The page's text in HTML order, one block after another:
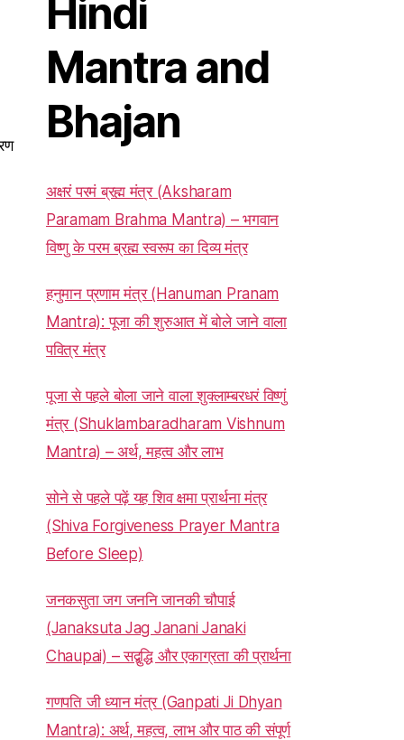
Hindi
Mantra and
Bhajan
अक्षरं परमं ब्रह्म मंत्र (Aksharam
Paramam Brahma Mantra) – भगवान
विष्णु के परम ब्रह्म स्वरूप का दिव्य मंत्र
हनुमान प्रणाम मंत्र (Hanuman Pranam
Mantra): पूजा की शुरुआत में बोले जाने वाला
पवित्र मंत्र
पूजा से पहले बोला जाने वाला शुक्लाम्बरधरं विष्णुं
मंत्र (Shuklambaradharam Vishnum
Mantra) – अर्थ, महत्व और लाभ
सोने से पहले पढ़ें यह शिव क्षमा प्रार्थना मंत्र
(Shiva Forgiveness Prayer Mantra
Before Sleep)
जनकसुता जग जननि जानकी चौपाई
(Janaksuta Jag Janani Janaki
Chaupai) – सद्बुद्धि और एकाग्रता की प्रार्थना
गणपति जी ध्यान मंत्र (Ganpati Ji Dhyan
Mantra): अर्थ, महत्व, लाभ और पाठ की संपूर्ण